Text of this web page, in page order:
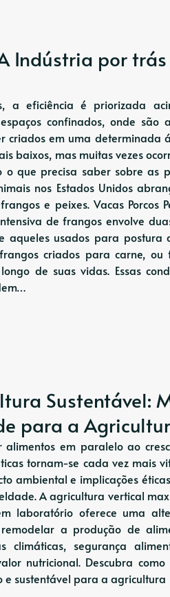
Indústria por
a eficiência é priorizada
confinados, onde são
criados em uma determinada
baixos, mas muitas vezes
o que precisa saber sobre as
nos Estados Unidos
e peixes. Vacas Porcos
de frangos envolve
aqueles usados ​​para postura
criados para carne, ou
de suas vidas. Essas
Sustentável:
para a
em paralelo ao
tornam-se cada vez mais
ambiental e implicações
A agricultura vertical
laboratório oferece uma
a produção de
climáticas, segurança
nutricional. Descubra como
e sustentável para a agricultura